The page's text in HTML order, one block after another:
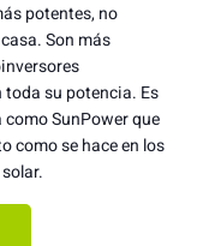
potentes, no
Son más
su potencia. Es
SunPower que
como se hace en los